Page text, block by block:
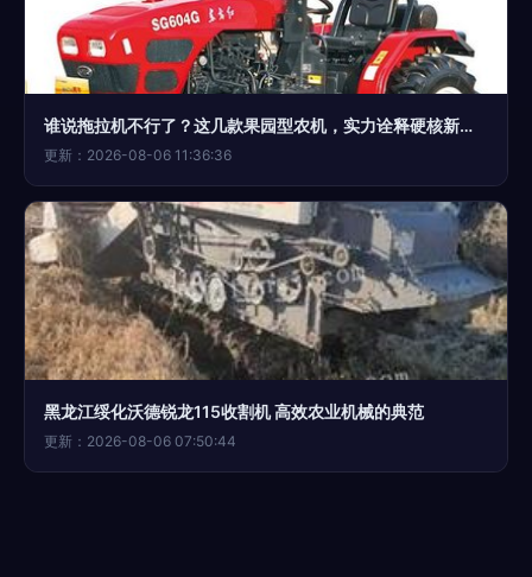
谁说拖拉机不行了？这几款果园型农机，实力诠释硬核新农业
更新：2026-08-06 11:36:36
黑龙江绥化沃德锐龙115收割机 高效农业机械的典范
更新：2026-08-06 07:50:44